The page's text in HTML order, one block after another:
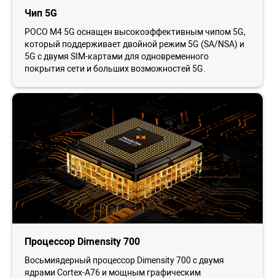
Чип 5G
POCO M4 5G оснащен высокоэффективным чипом 5G,
который поддерживает двойной режим 5G (SA/NSA) и
5G с двумя SIM-картами для одновременного
покрытия сети и больших возможностей 5G.
Процессор Dimensity 700
Восьмиядерный процессор Dimensity 700 с двумя
ядрами Cortex-A76 и мощным графическим